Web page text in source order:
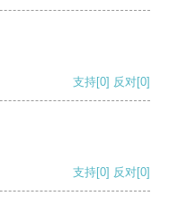
支持[0] 反对[0]
支持[0] 反对[0]